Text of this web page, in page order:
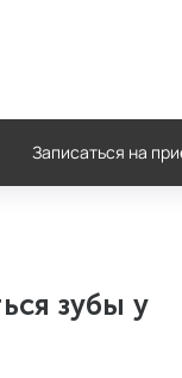
Записаться на
зубы у